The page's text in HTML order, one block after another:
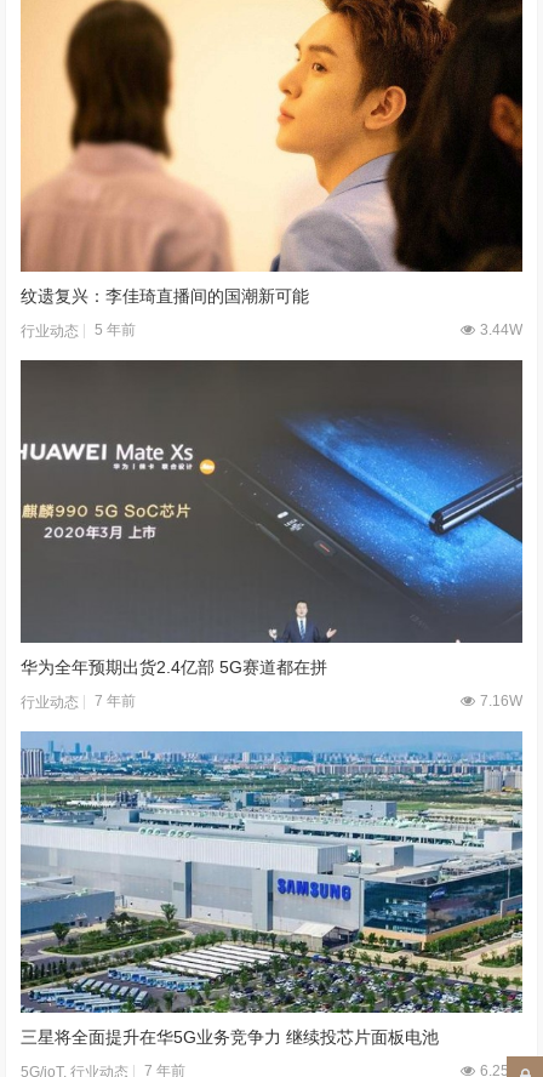
纹遗复兴：李佳琦直播间的国潮新可能
行业动态 5 年前 3.44W
华为全年预期出货2.4亿部 5G赛道都在拼
行业动态 7 年前 7.16W
三星将全面提升在华5G业务竞争力 继续投芯片面板电池
5G/ioT,行业动态 7 年前 6.25W